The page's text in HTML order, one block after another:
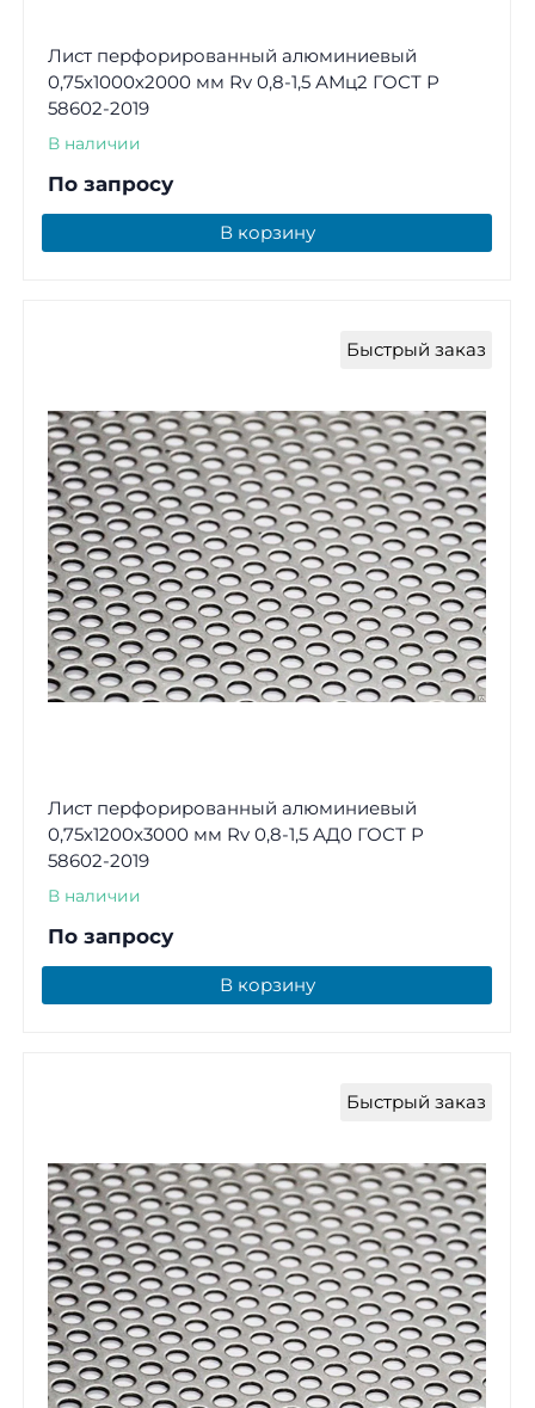
Лист перфорированный алюминиевый
0,75х1000х2000 мм Rv 0,8-1,5 АМц2 ГОСТ Р
58602-2019
В наличии
По запросу
В корзину
Быстрый заказ
Лист перфорированный алюминиевый
0,75х1200х3000 мм Rv 0,8-1,5 АД0 ГОСТ Р
58602-2019
В наличии
По запросу
В корзину
Быстрый заказ